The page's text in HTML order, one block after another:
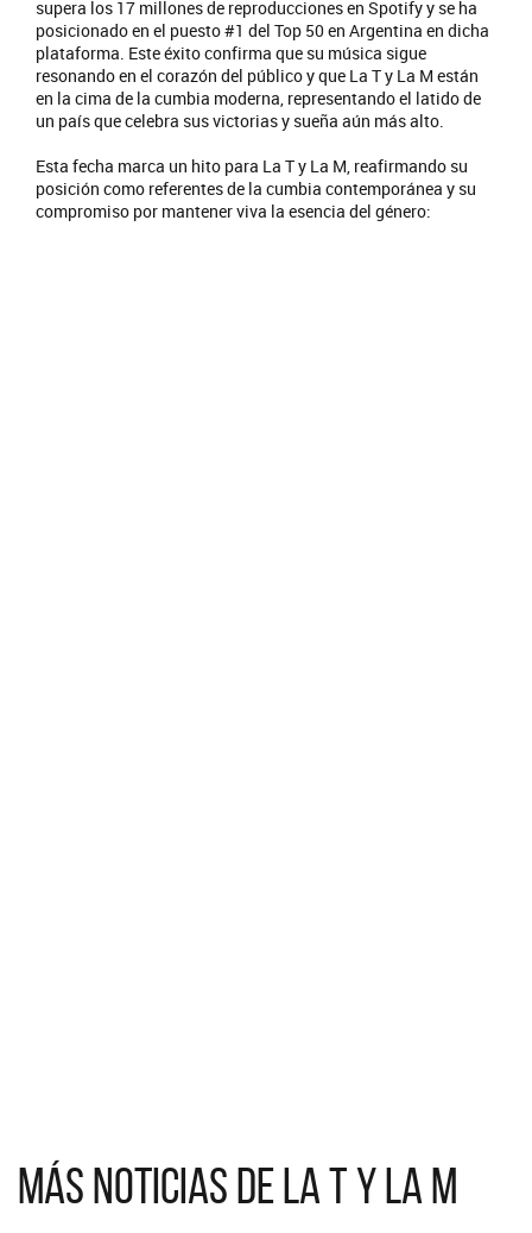
supera los 17 millones de reproducciones en Spotify y se ha
posicionado en el puesto #1 del Top 50 en Argentina en dicha
plataforma. Este éxito confirma que su música sigue
resonando en el corazón del público y que La T y La M están
en la cima de la cumbia moderna, representando el latido de
un país que celebra sus victorias y sueña aún más alto.
Esta fecha marca un hito para La T y La M, reafirmando su
posición como referentes de la cumbia contemporánea y su
compromiso por mantener viva la esencia del género:
Más noticias de La T y la M